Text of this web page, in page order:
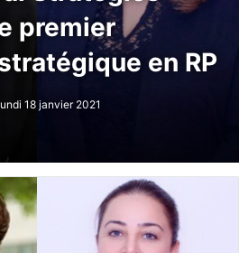
premier
en RP
18 janvier 2021